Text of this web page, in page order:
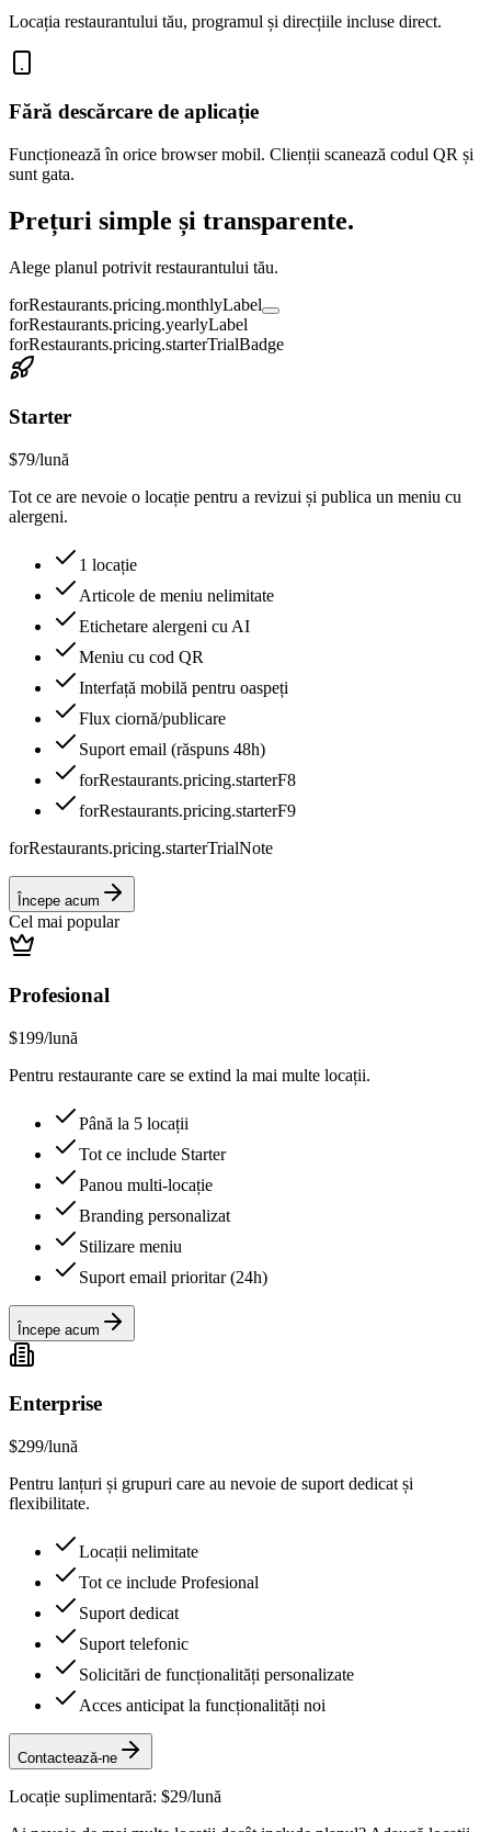
Locația restaurantului tău, programul și direcțiile incluse direct.
Fără descărcare de aplicație
Funcționează în orice browser mobil. Clienții scanează codul QR și
sunt gata.
Prețuri simple și transparente.
Alege planul potrivit restaurantului tău.
forRestaurants.pricing.monthlyLabel
forRestaurants.pricing.yearlyLabel
forRestaurants.pricing.starterTrialBadge
Starter
$79/lună
Tot ce are nevoie o locație pentru a revizui și publica un meniu cu
alergeni.
1 locație
Articole de meniu nelimitate
Etichetare alergeni cu AI
Meniu cu cod QR
Interfață mobilă pentru oaspeți
Flux ciornă/publicare
Suport email (răspuns 48h)
forRestaurants.pricing.starterF8
forRestaurants.pricing.starterF9
forRestaurants.pricing.starterTrialNote
Începe acum
Cel mai popular
Profesional
$199/lună
Pentru restaurante care se extind la mai multe locații.
Până la 5 locații
Tot ce include Starter
Panou multi-locație
Branding personalizat
Stilizare meniu
Suport email prioritar (24h)
Începe acum
Enterprise
$299/lună
Pentru lanțuri și grupuri care au nevoie de suport dedicat și
flexibilitate.
Locații nelimitate
Tot ce include Profesional
Suport dedicat
Suport telefonic
Solicitări de funcționalități personalizate
Acces anticipat la funcționalități noi
Contactează-ne
Locație suplimentară: $29/lună